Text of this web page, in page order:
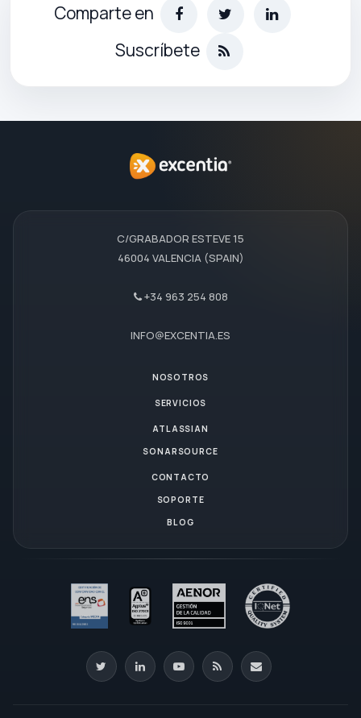
Comparte en
Suscríbete
C/GRABADOR ESTEVE 15
46004 VALENCIA (SPAIN)
+34 963 254 808
INFO@EXCENTIA.ES
NOSOTROS
SERVICIOS
ATLASSIAN
SONARSOURCE
CONTACTO
SOPORTE
BLOG